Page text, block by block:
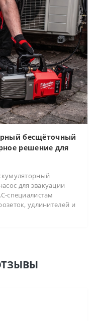
бесщёточный
решение для
для эвакуации
специалистам
удлинителей и